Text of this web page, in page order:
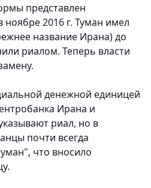
представлен
2016 г. Туман имел
название Ирана) до
риалом. Теперь власти
денежной единицей
Ирана и
риал, но в
почти всегда
что вносило